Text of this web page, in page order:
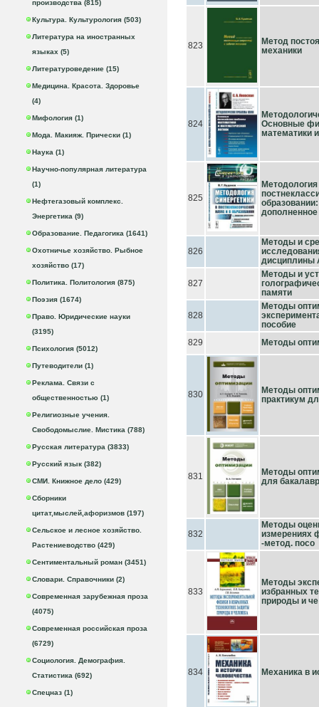
производства (815)
Культура. Культурология (503)
Литература на иностранных
языках (5)
Литературоведение (15)
Медицина. Красота. Здоровье
(4)
Мифология (1)
Мода. Макияж. Прически (1)
Наука (1)
Научно-популярная литература
(1)
Нефтегазовый комплекс.
Энергетика (9)
Образование. Педагогика (1641)
Охотничье хозяйство. Рыбное
хозяйство (17)
Политика. Политология (875)
Поэзия (1674)
Право. Юридические науки
(3195)
Психология (5012)
Путеводители (1)
Реклама. Связи с
общественностью (1)
Религиозные учения.
Свободомыслие. Мистика (788)
Русская литература (3833)
Русский язык (382)
СМИ. Книжное дело (429)
Сборники
цитат,мыслей,афоризмов (197)
Сельское и лесное хозяйство.
Растениеводство (429)
Сентиментальный роман (3451)
Словари. Справочники (2)
Современная зарубежная проза
(4075)
Современная российская проза
(6729)
Социология. Демография.
Статистика (692)
Спецназ (1)
823
Метод
механики
824
Основные
математики
825
Методология
826
Методы и
дисциплины
827
Методы и
памяти
828
Методы
пособие
829
Методы
830
Методы
практикум
831
Методы
для
832
Методы
измерениях
-метод. посо
833
Методы
избранных
природы и че
834 Механика в